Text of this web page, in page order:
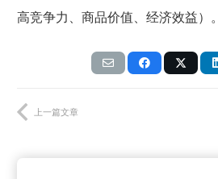
高竞争力、商品价值、经济效益）。
上一篇文章